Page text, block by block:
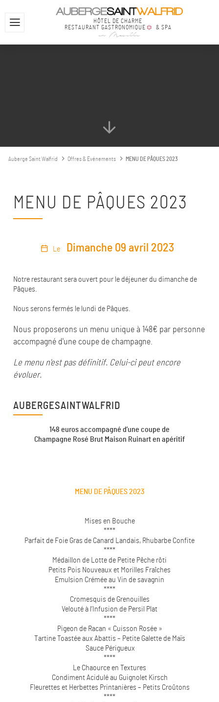
HÔTEL DE CHARME
RESTAURANT GASTRONOMIQUE
& SPA
en Moselle
Auberge Saint Walfrid Offres & Evénements MENU DE PÂQUES 2023
MENU DE PÂQUES 2023
Le Dimanche 09 avril 2023
Notre restaurant sera ouvert pour le déjeuner du dimanche de
Pâques.
Nous serons fermés le lundi de Pâques.
Nous proposerons un menu unique à 148€ par personne
accompagné d'une coupe de champagne.
Le menu n'est pas définitif. Celui-ci peut encore
évoluer.
AUBERGESAINTWALFRID
148 euros accompagné d’une coupe de
Champagne Rosé Brut Maison Ruinart en apéritif
MENU DE PÂQUES 2023
Mises en Bouche
****
Parfait de Foie Gras de Canard Landais, Rhubarbe Confite
****
Médaillon de Lotte de Petite Pêche rôti
Petits Pois Nouveaux et Morilles Fraîches
Emulsion Crémée au Vin de savagnin
****
Cromesquis de Grenouilles
Velouté à l’Infusion de Persil Plat
****
Pigeon de Racan « Cuisson Rosée »
Tartine Toastée aux Abattis – Petite Galette de Maïs
Sauce Périgueux
****
Le Chaource en Textures
Condiment Acidulé au Guignolet Kirsch
Fleurettes et Herbettes Printanières – Petits Croûtons
****